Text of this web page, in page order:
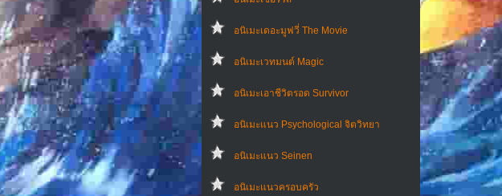
อนิเมะเดอะมูฟวี่ The Movie
อนิเมะเวทมนต์ Magic
อนิเมะเอาชีวิตรอด Survivor
อนิเมะแนว Psychological จิตวิทยา
อนิเมะแนว Seinen
อนิเมะแนวครอบครัว